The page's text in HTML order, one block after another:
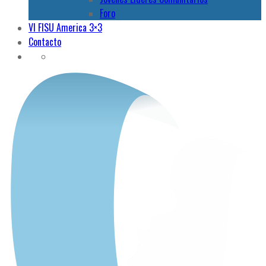
Foro
VI FISU America 3×3
Contacto